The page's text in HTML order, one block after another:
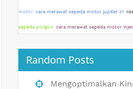
motor cara merawat sepeda motor jupiter z1
sepeda poligon cara merawat sepeda motor
Random Posts
Mengoptimalkan